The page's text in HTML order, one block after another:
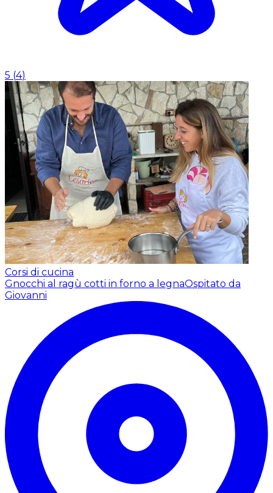
5 (4)
Corsi di cucina
Gnocchi al ragù cotti in forno a legnaOspitato da
Giovanni